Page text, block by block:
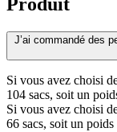
J’ai commandé des
Si vous avez choisi
104 sacs, soit un
Si vous avez choisi
66 sacs, soit un